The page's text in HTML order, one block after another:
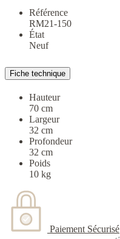
Référence
RM21-150
État
Neuf
Fiche technique
Hauteur
70 cm
Largeur
32 cm
Profondeur
32 cm
Poids
10 kg
Paiement Sécurisé